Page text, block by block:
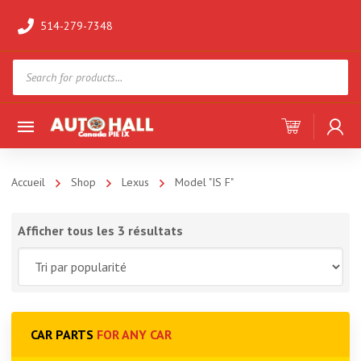
514-279-7348
search
Accueil Shop Lexus Model "IS F"
Afficher tous les 3 résultats
CAR PARTS FOR ANY CAR